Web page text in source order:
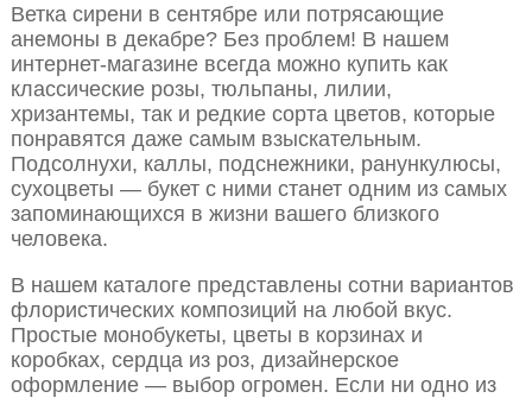
Ветка сирени в сентябре или потрясающие
анемоны в декабре? Без проблем! В нашем
интернет-магазине всегда можно купить как
классические розы, тюльпаны, лилии,
хризантемы, так и редкие сорта цветов, которые
понравятся даже самым взыскательным.
Подсолнухи, каллы, подснежники, ранункулюсы,
сухоцветы — букет с ними станет одним из самых
запоминающихся в жизни вашего близкого
человека.
В нашем каталоге представлены сотни вариантов
флористических композиций на любой вкус.
Простые монобукеты, цветы в корзинах и
коробках, сердца из роз, дизайнерское
оформление — выбор огромен. Если ни одно из